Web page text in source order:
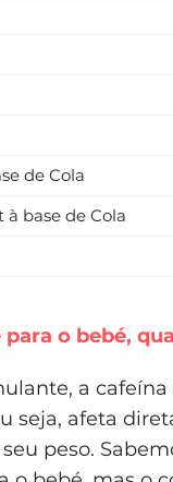
de Cola
base de Cola
para o bebé,
a
seja, afeta
peso.